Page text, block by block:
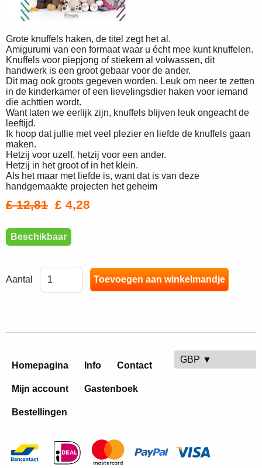
Grote knuffels haken, de titel zegt het al.
Amigurumi van een formaat waar u écht mee kunt knuffelen.
Knuffels voor piepjong of stiekem al volwassen, dit
handwerk is een groot gebaar voor de ander.
Dit mag ook groots gegeven worden. Leuk om neer te zetten
in de kinderkamer of een lievelingsdier haken voor iemand
die achttien wordt.
Want laten we eerlijk zijn, knuffels blijven leuk ongeacht de
leeftijd.
Ik hoop dat jullie met veel plezier en liefde de knuffels gaan
maken.
Hetzij voor uzelf, hetzij voor een ander.
Hetzij in het groot of in het klein.
Als het maar met liefde is, want dat is van deze
handgemaakte projecten het geheim
£ 12,81 £ 4,28
Beschikbaar
Aantal
Homepagina Info Contact
Mijn account Gastenboek
Bestellingen
GBP ▼